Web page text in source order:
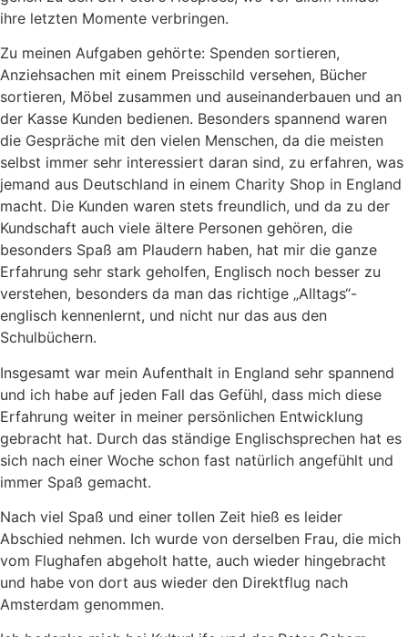
ihre letzten Momente verbringen.
Zu meinen Aufgaben gehörte: Spenden sortieren,
Anziehsachen mit einem Preisschild versehen, Bücher
sortieren, Möbel zusammen und auseinanderbauen und an
der Kasse Kunden bedienen. Besonders spannend waren
die Gespräche mit den vielen Menschen, da die meisten
selbst immer sehr interessiert daran sind, zu erfahren, was
jemand aus Deutschland in einem Charity Shop in England
macht. Die Kunden waren stets freundlich, und da zu der
Kundschaft auch viele ältere Personen gehören, die
besonders Spaß am Plaudern haben, hat mir die ganze
Erfahrung sehr stark geholfen, Englisch noch besser zu
verstehen, besonders da man das richtige „Alltags“-
englisch kennenlernt, und nicht nur das aus den
Schulbüchern.
Insgesamt war mein Aufenthalt in England sehr spannend
und ich habe auf jeden Fall das Gefühl, dass mich diese
Erfahrung weiter in meiner persönlichen Entwicklung
gebracht hat. Durch das ständige Englischsprechen hat es
sich nach einer Woche schon fast natürlich angefühlt und
immer Spaß gemacht.
Nach viel Spaß und einer tollen Zeit hieß es leider
Abschied nehmen. Ich wurde von derselben Frau, die mich
vom Flughafen abgeholt hatte, auch wieder hingebracht
und habe von dort aus wieder den Direktflug nach
Amsterdam genommen.